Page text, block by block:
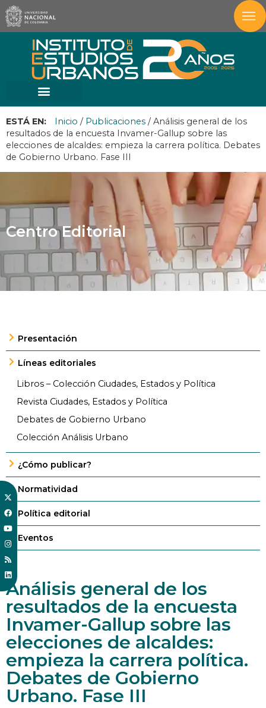
ESTÁ EN: Inicio / Publicaciones /Análisis general de los
resultados de la encuesta Invamer-Gallup sobre las
elecciones de alcaldes: empieza la carrera política. Debates
de Gobierno Urbano. Fase III
Centro Editorial
Presentación
Líneas editoriales
Libros – Colección Ciudades, Estados y Política
Revista Ciudades, Estados y Política
Debates de Gobierno Urbano
Colección Análisis Urbano
¿Cómo publicar?
Normatividad
Política editorial
Eventos
Análisis general de los
resultados de la encuesta
Invamer-Gallup sobre las
elecciones de alcaldes:
empieza la carrera política.
Debates de Gobierno
Urbano. Fase III